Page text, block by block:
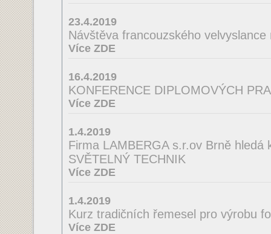
23.4.2019
Návštěva francouzského velvyslance
Více ZDE
16.4.2019
KONFERENCE DIPLOMOVÝCH
Více ZDE
1.4.2019
Firma LAMBERGA s.r.ov Brně hledá
SVĚTELNÝ TECHNIK
Více ZDE
1.4.2019
Kurz tradičních řemesel pro výrobu
Více ZDE